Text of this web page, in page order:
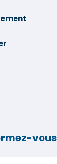
vous